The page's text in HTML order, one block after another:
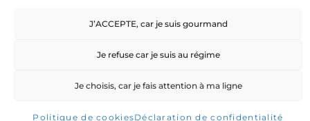
J’ACCEPTE, car je suis gourmand
Je refuse car je suis au régime
Je choisis, car je fais attention à ma ligne
Politique de cookiesDéclaration de confidentialité